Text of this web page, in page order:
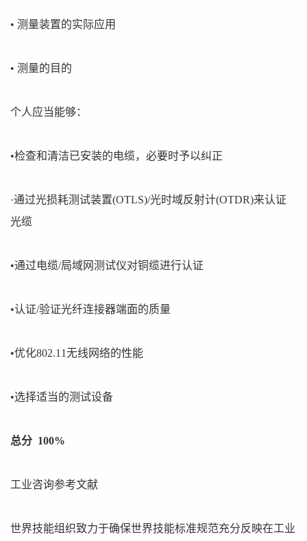
• 测量装置的实际应用
• 测量的目的
个人应当能够：
•检查和清洁已安装的电缆，必要时予以纠正
·通过光损耗测试装置(OTLS)/光时域反射计(OTDR)来认证
光缆
•通过电缆/局域网测试仪对铜缆进行认证
•认证/验证光纤连接器端面的质量
•优化802.11无线网络的性能
•选择适当的测试设备
总分 100%
工业咨询参考文献
世界技能组织致力于确保世界技能标准规范充分反映在工业